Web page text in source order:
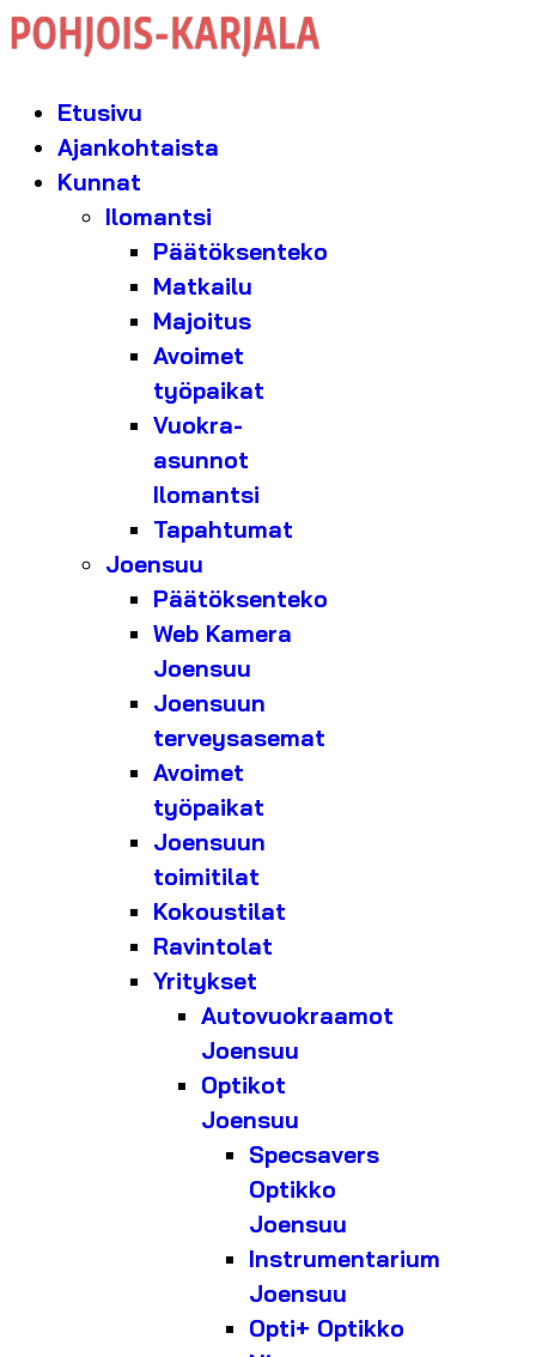
Etusivu
Ajankohtaista
Kunnat
Ilomantsi
Päätöksenteko
Matkailu
Majoitus
Avoimet
työpaikat
Vuokra-
asunnot
Ilomantsi
Tapahtumat
Joensuu
Päätöksenteko
Web Kamera
Joensuu
Joensuun
terveysasemat
Avoimet
työpaikat
Joensuun
toimitilat
Kokoustilat
Ravintolat
Yritykset
Autovuokraamot
Joensuu
Optikot
Joensuu
Specsavers
Optikko
Joensuu
Instrumentarium
Joensuu
Opti+ Optikko